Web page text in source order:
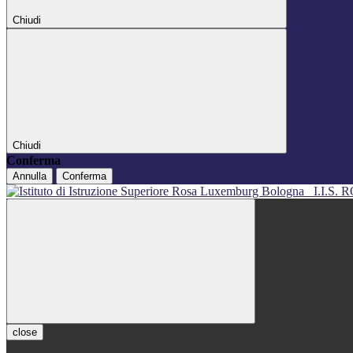
Chiudi
Chiudi
Conferma
Annulla Conferma
I.I.S.
close